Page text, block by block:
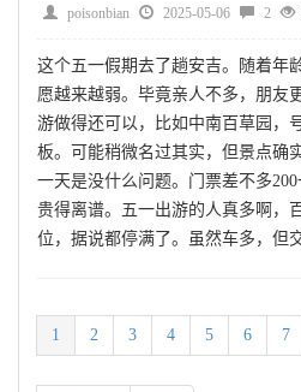
poisonbian 2025-05-06 2
这个五一假期去了趟安吉。随着年
愿越来越弱。毕竟亲人不多，朋友
游做得还可以，比如中南百草园，
板。可能稍微名过其实，但景点确
一天是没什么问题。门票差不多
贵得离谱。五一出游的人真多啊，
位，据说都停满了。虽然车多，但
1 2 3 4 5 6 7